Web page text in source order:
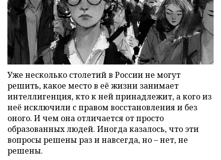
Уже несколько столетий в России не могут
решить, какое место в её жизни занимает
интеллигенция, кто к ней принадлежит, а кого из
неё исключили с правом восстановления и без
оного. И чем она отличается от просто
образованных людей. Иногда казалось, что эти
вопросы решены раз и навсегда, но – нет, не
решены.